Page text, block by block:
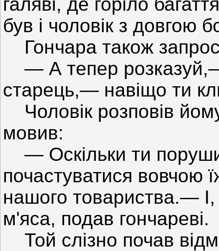
галяві, де горіло
був і чоловік з довгою
Гончара також
— А тепер
старець,— навіщо ти
Чоловік розповів
мовив:
— Оскільки ти
почастуватися вовчою
нашого товариства.—
м'яса, подав гончареві.
Той слізно почав